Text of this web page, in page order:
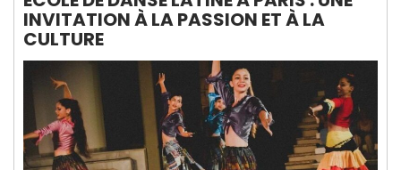
INVITATION À LA PASSION ET À LA
CULTURE